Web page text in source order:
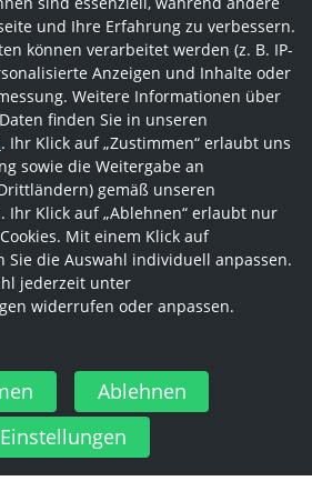
und Ihre Erfahrung zu verbessern.
können verarbeitet werden (z. B. IP-
Anzeigen und Inhalte oder
Weitere Informationen über
finden Sie in unseren
. Ihr Klick auf „Zustimmen“ erlaubt uns
sowie die Weitergabe an
gemäß unseren
Ihr Klick auf „Ablehnen“ erlaubt nur
Mit einem Klick auf
Sie die Auswahl individuell anpassen.
jederzeit unter
widerrufen oder anpassen.
Ablehnen
Einstellungen